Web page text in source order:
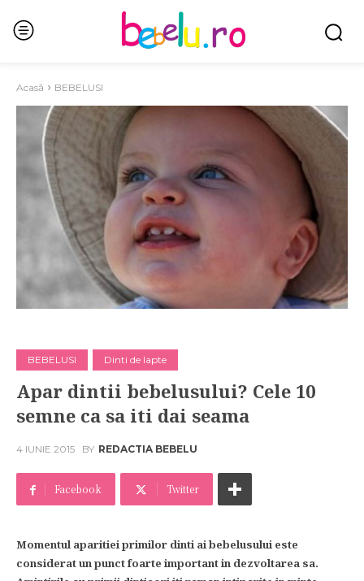
Acasă BEBELUSI
BEBELUSI Dinti de lapte
Apar dintii bebelusului? Cele 10
semne ca sa iti dai seama
4 IUNIE 2015 BY REDACTIA BEBELU
Facebook Twitter
Momentul aparitiei primilor dinti ai bebelusului este
considerat un punct foarte important in dezvoltarea sa.